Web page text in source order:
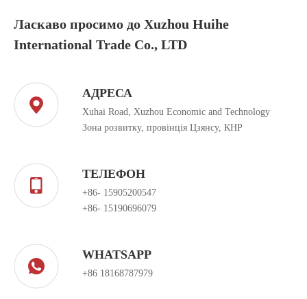
Ласкаво просимо до Xuzhou Huihe
International Trade Co., LTD
АДРЕСА
Xuhai Road, Xuzhou Economic and Technology
Зона розвитку, провінція Цзянсу, КНР
ТЕЛЕФОН
+86- 15905200547
+86- 15190696079
WHATSAPP
+86 18168787979